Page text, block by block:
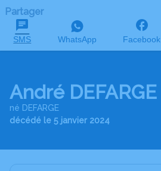
Partager
SMS WhatsApp Facebook
André DEFARGE
né DEFARGE
décédé le 5 janvier 2024